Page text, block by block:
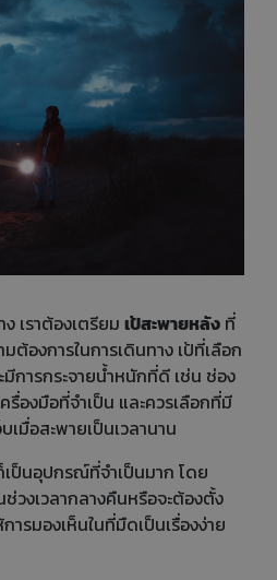
เราต้องเตรียม เป้สะพายหลัง ที่
มต้องการในการเดินทาง เป้ที่เลือก
การกระจายน้ำหนักที่ดี เช่น ช่อง
รื่องมือที่จำเป็น และควรเลือกที่มี
เมื่อสะพายเป็นเวลานาน
เป็นอุปกรณ์ที่จำเป็นมาก โดย
วงเวลากลางคืนหรือจะต้องตั้ง
รมองเห็นในที่มืดเป็นเรื่องง่าย